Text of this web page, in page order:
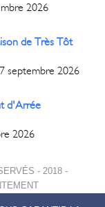
2026
de Très Tôt
septembre 2026
d'Arrée
2026
- 2018 -